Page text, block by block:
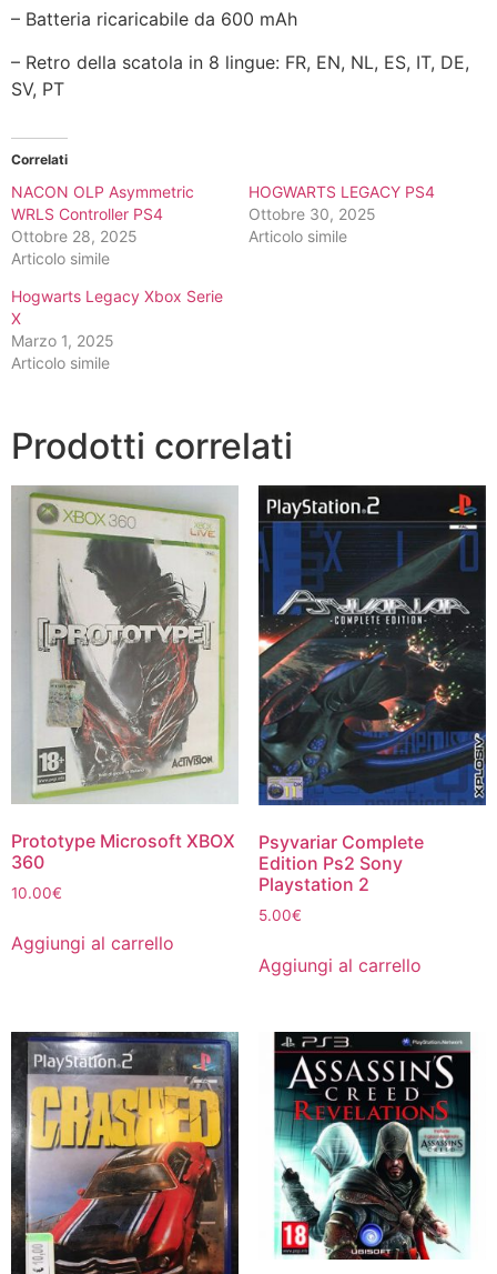
– Batteria ricaricabile da 600 mAh
– Retro della scatola in 8 lingue: FR, EN, NL, ES, IT, DE,
SV, PT
Correlati
NACON OLP Asymmetric
WRLS Controller PS4
Ottobre 28, 2025
Articolo simile
HOGWARTS LEGACY PS4
Ottobre 30, 2025
Articolo simile
Hogwarts Legacy Xbox Serie
X
Marzo 1, 2025
Articolo simile
Prodotti correlati
Prototype Microsoft XBOX
360
10.00€
Aggiungi al carrello
Psyvariar Complete
Edition Ps2 Sony
Playstation 2
5.00€
Aggiungi al carrello